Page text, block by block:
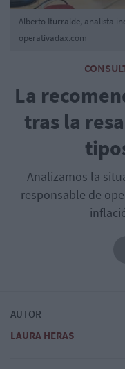
La
tras la
Analizamos la
responsable de
Alberto Iturralde, analista
operativadax.com
AUTOR
LAURA HERAS